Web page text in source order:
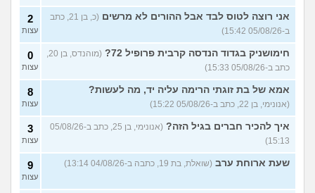
מחזור לאחר כמה שעות, זה
בטוח?
(שלומי, בן 21)
9
עצות
נשוי מפנטז על ליידיבויס
(מאטיטיהו, בן 37)
3
עצות
למישהו יש עצה איך לדכא את
החשק המיני?
עוד שאלות חדשות במדור
אני רוצה לטוס לבד אבל ההורים לא מרשים
(כ, בן 21, כתב
ב-05/08/26 15:42)
2
עצות
חימושניק בגדוד הנדסה קרבית פרופיל 72?
כתב ב-05/08/26 15:33)
0
עצות
אמא של בת זוגתי הרימה עליה יד, מה לעשות?
(אנונימי, בן 22, כתב ב-05/08/26 15:22)
8
עצות
איך להכיר חברים בגיל הזה?
(אנונימי, בן 25, כתב ב-05/08/26
15:13)
3
עצות
שעת ארוחת ערב (שואלת, בת 19, כתבה ב-04/08/26 13:14) 9
עצות